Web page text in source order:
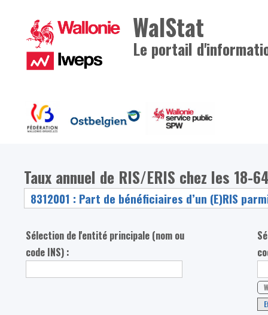
WalStat
Le portail
Taux annuel de RIS/ERIS chez les
Sélection de l'entité principale (nom ou
code INS) :